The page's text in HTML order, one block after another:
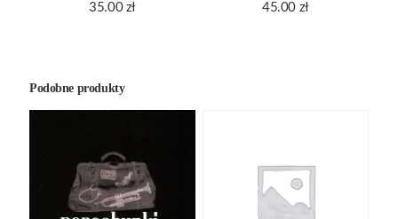
35.00 zł 45.00 zł
Podobne produkty